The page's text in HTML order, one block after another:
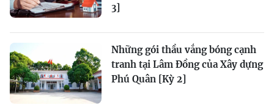
3]
Những gói thầu vắng bóng cạnh
tranh tại Lâm Đồng của Xây dựng
Phú Quân [Kỳ 2]